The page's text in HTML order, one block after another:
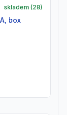
skladem (28)